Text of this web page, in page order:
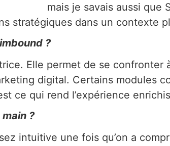
mais je savais aussi que
stratégiques dans un contexte
?
Elle permet de se
digital. Certains modules
ce qui rend l’expérience
?
intuitive une fois qu’on a